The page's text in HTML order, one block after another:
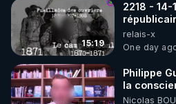
15:19
2218 -
les frères
relais-x
One day
Philippe
la
Nicolas